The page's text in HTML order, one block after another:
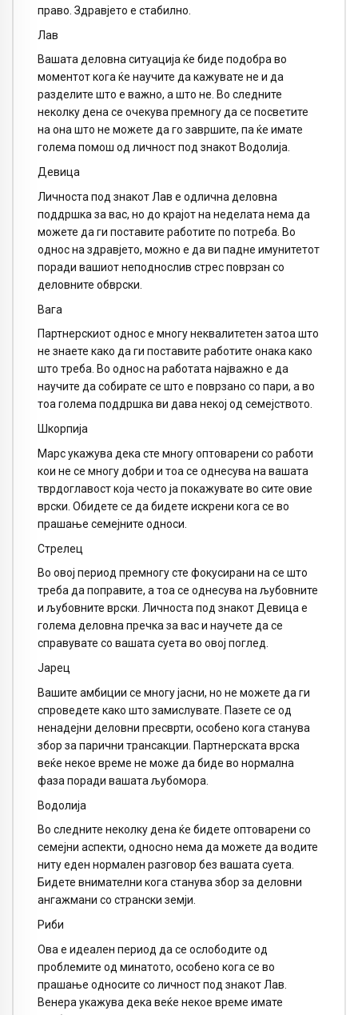
право. Здравјето е стабилно.
Лав
Вашата деловна ситуација ќе биде подобра во
моментот кога ќе научите да кажувате не и да
разделите што е важно, а што не. Во следните
неколку дена се очекува премногу да се посветите
на она што не можете да го завршите, па ќе имате
голема помош од личност под знакот Водолија.
Девица
Личноста под знакот Лав е одлична деловна
поддршка за вас, но до крајот на неделата нема да
можете да ги поставите работите по потреба. Во
однос на здравјето, можно е да ви падне имунитетот
поради вашиот неподнослив стрес поврзан со
деловните обврски.
Вага
Партнерскиот однос е многу неквалитетен затоа што
не знаете како да ги поставите работите онака како
што треба. Во однос на работата најважно е да
научите да собирате се што е поврзано со пари, а во
тоа голема поддршка ви дава некој од семејството.
Шкорпија
Марс укажува дека сте многу оптоварени со работи
кои не се многу добри и тоа се однесува на вашата
тврдоглавост која често ја покажувате во сите овие
врски. Обидете се да бидете искрени кога се во
прашање семејните односи.
Стрелец
Во овој период премногу сте фокусирани на се што
треба да поправите, а тоа се однесува на љубовните
и љубовните врски. Личноста под знакот Девица е
голема деловна пречка за вас и научете да се
справувате со вашата суета во овој поглед.
Јарец
Вашите амбиции се многу јасни, но не можете да ги
спроведете како што замислувате. Пазете се од
ненадејни деловни пресврти, особено кога станува
збор за парични трансакции. Партнерската врска
веќе некое време не може да биде во нормална
фаза поради вашата љубомора.
Водолија
Во следните неколку дена ќе бидете оптоварени со
семејни аспекти, односно нема да можете да водите
ниту еден нормален разговор без вашата суета.
Бидете внимателни кога станува збор за деловни
ангажмани со странски земји.
Риби
Ова е идеален период да се ослободите од
проблемите од минатото, особено кога се во
прашање односите со личност под знакот Лав.
Венера укажува дека веќе некое време имате